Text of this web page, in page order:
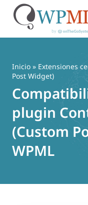
contenido
Inicio » Extensiones
Post Widget)
plugin
(Custom
WPML